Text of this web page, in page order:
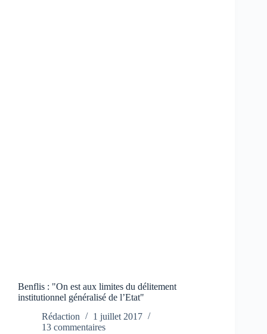
Benflis : "On est aux limites du délitement
institutionnel généralisé de l’Etat"
Rédaction
1 juillet 2017
13 commentaires